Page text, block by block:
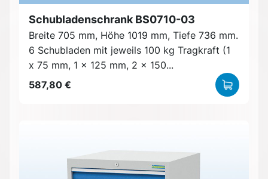
Schubladenschrank BS0710-03
Breite 705 mm, Höhe 1019 mm, Tiefe 736 mm.
6 Schubladen mit jeweils 100 kg Tragkraft (1
x 75 mm, 1 x 125 mm, 2 x 150...
587,80 €